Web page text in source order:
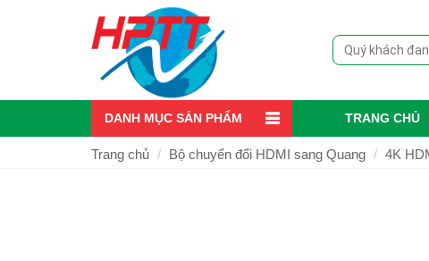
DANH MỤC SẢN PHẨM TRANG CHỦ
Trang chủ Bộ chuyển đổi HDMI sang Quang 4K